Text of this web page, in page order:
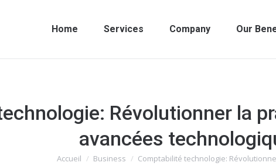
Home Services Company Our
Révolutionner la
avancées
Vous êtes ici :
Accueil Business Comptabilité technologie: